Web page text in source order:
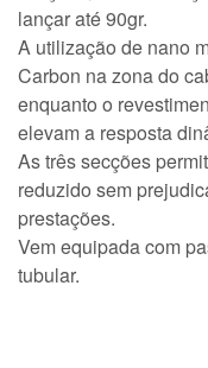
lançar até 90gr.
A utilização de nano
Carbon na zona do
enquanto o
elevam a resposta
As três secções
reduzido sem
prestações.
Vem equipada com
tubular.